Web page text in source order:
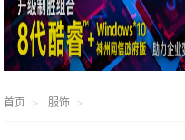
首页 服饰